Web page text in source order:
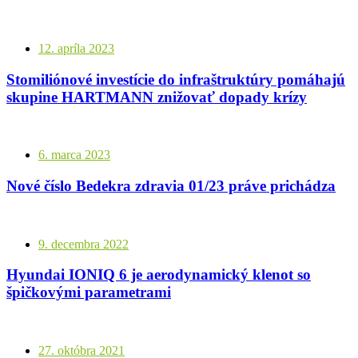
12. apríla 2023
Stomiliónové investície do infraštruktúry pomáhajú
skupine HARTMANN znižovať dopady krízy
6. marca 2023
Nové číslo Bedekra zdravia 01/23 práve prichádza
9. decembra 2022
Hyundai IONIQ 6 je aerodynamický klenot so
špičkovými parametrami
27. októbra 2021